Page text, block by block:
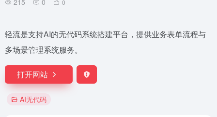
215 0 0
轻流是支持AI的无代码系统搭建平台，提供业务表单流程与
多场景管理系统服务。
打开网站
AI无代码